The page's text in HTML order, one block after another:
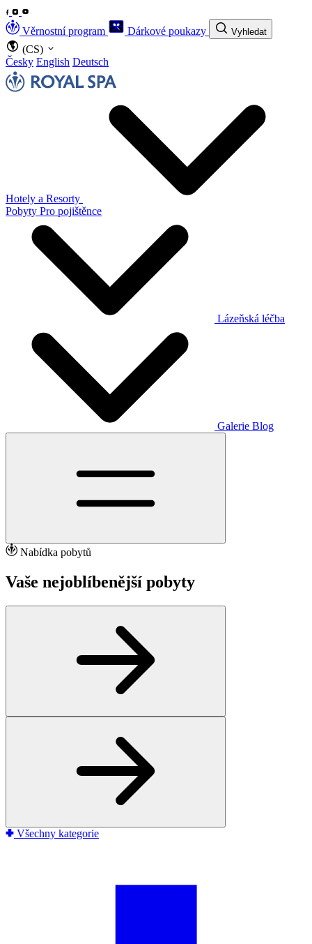
Věrnostní program Dárkové poukazy Vyhledat
(CS)
Česky English Deutsch
Hotely a Resorty
Pobyty Pro pojištěnce
Lázeňská léčba
Galerie Blog
Nabídka pobytů
Vaše nejoblíbenější pobyty
Všechny kategorie